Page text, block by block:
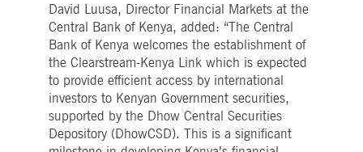
David Luusa, Director Financial Markets at the
Central Bank of Kenya, added: “The Central
Bank of Kenya welcomes the establishment of
the Clearstream-Kenya Link which is expected
to provide efficient access by international
investors to Kenyan Government securities,
supported by the Dhow Central Securities
Depository (DhowCSD). This is a significant
um sicherzustellen, dass
Client-Anfragen auf den
gleichen Server für jede
Browsersitzung gerichtet
werden, die
Benutzererfahrung durch
die Förderung einer
effektiven
Ressourcennutzung zu
verbessern. Insbesondere
(Cross-Origin Resource
Sharing) Version die